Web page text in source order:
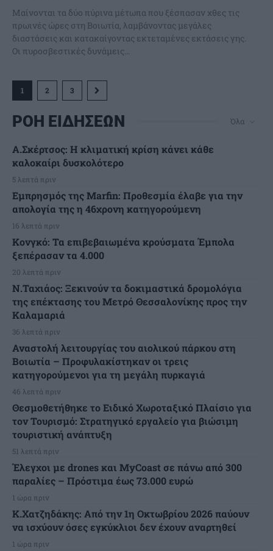
Μαίνονται τα δύο πύρινα μέτωπα που ξέσπασαν χθες τις
πρωινές ώρες στη Βοιωτία, λαμβάνοντας μεγάλες
διαστάσεις και κατακαίγοντας εκτεταμένες εκτάσεις γης.
Οι πυροσβεστικές δυνάμεις...
1 2 3
ΡΟΗ ΕΙΔΗΣΕΩΝ Όλα
A.Σκέρτσος: Η κλιματική κρίση κάνει κάθε
καλοκαίρι δυσκολότερο
5 λεπτά πριν
Εμπρησμός της Marfin: Προθεσμία έλαβε για την
απολογία της η 46χρονη κατηγορούμενη
16 λεπτά πριν
Κονγκό: Τα επιβεβαιωμένα κρούσματα Έμπολα
ξεπέρασαν τα 4.000
20 λεπτά πριν
Ν.Ταχιάος: Ξεκινούν τα δοκιμαστικά δρομολόγια
της επέκτασης του Μετρό Θεσσαλονίκης προς την
Καλαμαριά
36 λεπτά πριν
Αναστολή λειτουργίας του αιολικού πάρκου στη
Βοιωτία – Προφυλακίστηκαν οι τρεις
κατηγορούμενοι για τη μεγάλη πυρκαγιά
46 λεπτά πριν
Θεσμοθετήθηκε το Ειδικό Χωροταξικό Πλαίσιο για
τον Τουρισμό: Στρατηγικό εργαλείο για βιώσιμη
τουριστική ανάπτυξη
51 λεπτά πριν
Έλεγχοι με drones και MyCoast σε πάνω από 300
παραλίες – Πρόστιμα έως 73.000 ευρώ
1 ώρα πριν
Κ.Χατζηδάκης: Από την 1η Οκτωβρίου 2026 παύουν
να ισχύουν όσες εγκύκλιοι δεν έχουν αναρτηθεί
1 ώρα πριν